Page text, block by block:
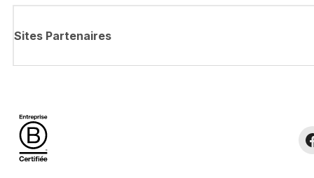
Sites Partenaires